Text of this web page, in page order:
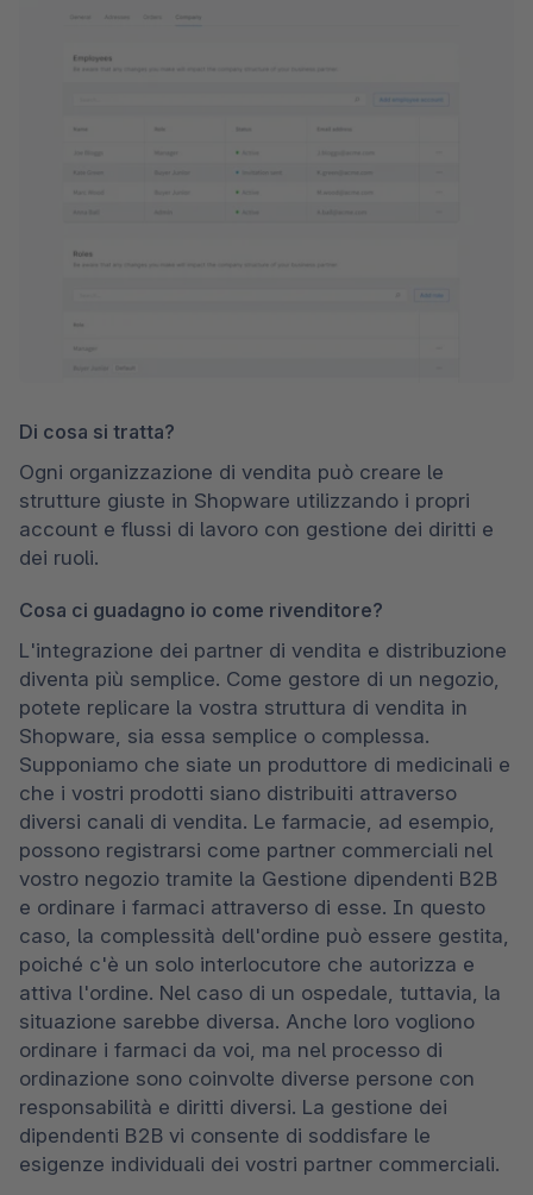
Di cosa si tratta?
Ogni organizzazione di vendita può creare le
strutture giuste in Shopware utilizzando i propri
account e flussi di lavoro con gestione dei diritti e
dei ruoli.
Cosa ci guadagno io come rivenditore?
L'integrazione dei partner di vendita e distribuzione
diventa più semplice. Come gestore di un negozio,
potete replicare la vostra struttura di vendita in
Shopware, sia essa semplice o complessa.
Supponiamo che siate un produttore di medicinali e
che i vostri prodotti siano distribuiti attraverso
diversi canali di vendita. Le farmacie, ad esempio,
possono registrarsi come partner commerciali nel
vostro negozio tramite la Gestione dipendenti B2B
e ordinare i farmaci attraverso di esse. In questo
caso, la complessità dell'ordine può essere gestita,
poiché c'è un solo interlocutore che autorizza e
attiva l'ordine. Nel caso di un ospedale, tuttavia, la
situazione sarebbe diversa. Anche loro vogliono
ordinare i farmaci da voi, ma nel processo di
ordinazione sono coinvolte diverse persone con
responsabilità e diritti diversi. La gestione dei
dipendenti B2B vi consente di soddisfare le
esigenze individuali dei vostri partner commerciali.